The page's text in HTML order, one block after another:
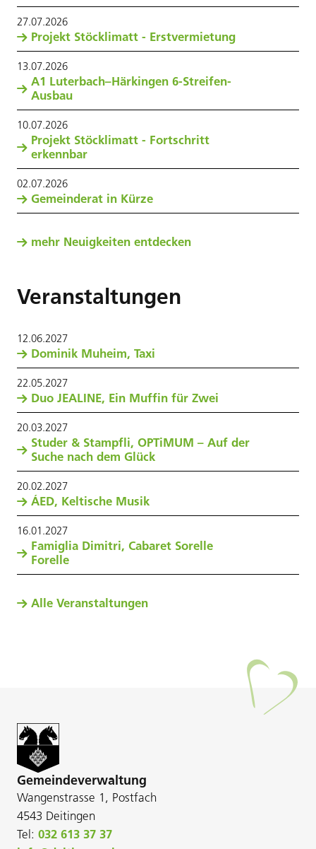
27.07.2026
Projekt Stöcklimatt - Erstvermietung
13.07.2026
A1 Luterbach–Härkingen 6-Streifen-
Ausbau
10.07.2026
Projekt Stöcklimatt - Fortschritt
erkennbar
02.07.2026
Gemeinderat in Kürze
mehr Neuigkeiten entdecken
Veranstaltungen
12.06.2027
Dominik Muheim, Taxi
22.05.2027
Duo JEALINE, Ein Muffin für Zwei
20.03.2027
Studer & Stampfli, OPTiMUM – Auf der
Suche nach dem Glück
20.02.2027
ÁED, Keltische Musik
16.01.2027
Famiglia Dimitri, Cabaret Sorelle
Forelle
Alle Veranstaltungen
Gemeindeverwaltung
Wangenstrasse 1, Postfach
4543 Deitingen
Tel: 032 613 37 37